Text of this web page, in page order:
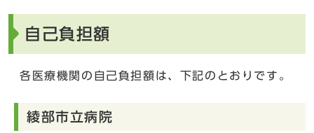
自己負担額
各医療機関の自己負担額は、下記のとおりです。
綾部市立病院